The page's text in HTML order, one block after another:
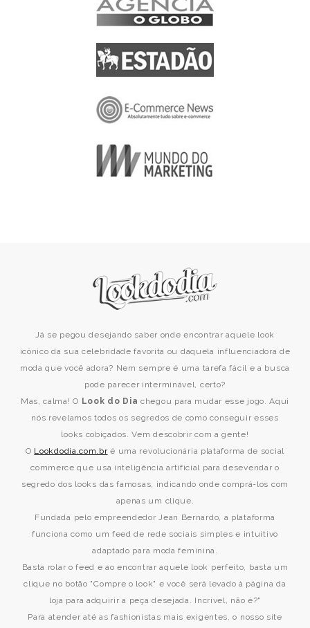
Já se pegou desejando saber onde encontrar aquele look
icônico da sua celebridade favorita ou daquela influenciadora de
moda que você adora? Nem sempre é uma tarefa fácil e a busca
pode parecer interminável, certo?
Mas, calma! O Look do Dia chegou para mudar esse jogo. Aqui
nós revelamos todos os segredos de como conseguir esses
looks cobiçados. Vem descobrir com a gente!
O Lookdodia.com.bré uma revolucionária plataforma de social
commerce que usa inteligência artificial para desevendar o
segredo dos looks das famosas, indicando onde comprá-los com
apenas um clique.
Fundada pelo empreendedor Jean Bernardo, a plataforma
funciona como um feed de rede sociais simples e intuitivo
adaptado para moda feminina.
Basta rolar o feed e ao encontrar aquele look perfeito, basta um
clique no botão "Compre o look" e você será levado à página da
loja para adquirir a peça desejada. Incrível, não é?"
Para atender até as fashionistas mais exigentes, o nosso site